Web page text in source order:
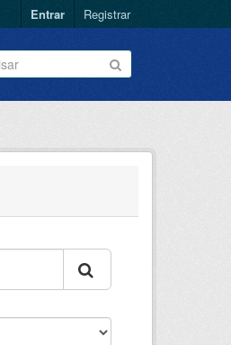
Entrar Registrar